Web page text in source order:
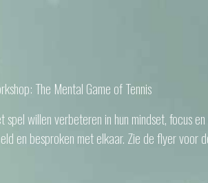
The Mental Game of Tennis
willen verbeteren in hun mindset,
en besproken met elkaar. Zie de flyer voor